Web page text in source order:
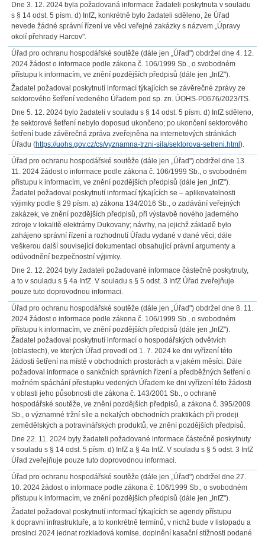
Dne 3. 12. 2024 byla požadovaná informace žadateli poskytnuta v souladu
s § 14 odst. 5 písm. d) InfZ, konkrétně bylo žadateli sděleno, že Úřad
nevede žádné správní řízení ve věci veřejné zakázky s názvem „Úpravy
okolí přehrady Harcov".
Úřad pro ochranu hospodářské soutěže (dále jen „Úřad") obdržel dne 4. 12.
2024 žádost o informace podle zákona č. 106/1999 Sb., o svobodném
přístupu k informacím, ve znění pozdějších předpisů (dále jen „InfZ").
Žadatel požadoval poskytnutí informací týkajících se závěrečné zprávy ze
sektorového šetření vedeného Úřadem pod sp. zn. ÚOHS-P0676/2023/TS.
Dne 5. 12. 2024 bylo žadateli v souladu s § 14 odst. 5 písm. d) InfZ sděleno,
že sektorové šetření nebylo doposud ukončeno; po ukončení sektorového
šetření bude závěrečná zpráva zveřejněna na internetových stránkách
Úřadu (https://uohs.gov.cz/cs/vyznamna-trzni-sila/sektorova-setreni.html ).
Úřad pro ochranu hospodářské soutěže (dále jen „Úřad") obdržel dne 13.
11. 2024 žádost o informace podle zákona č. 106/1999 Sb., o svobodném
přístupu k informacím, ve znění pozdějších předpisů (dále jen „InfZ").
Žadatel požadoval poskytnutí informací týkajících se – aplikovatelnosti
výjimky podle § 29 písm. a) zákona 134/2016 Sb., o zadávání veřejných
zakázek, ve znění pozdějších předpisů, při výstavbě nového jaderného
zdroje v lokalitě elektrárny Dukovany; návrhy, na jejichž základě bylo
zahájeno správní řízení a rozhodnutí Úřadu vydané v dané věci; dále
veškerou další související dokumentaci obsahující právní argumenty a
odůvodnění bezpečnostní výjimky.
Dne 2. 12. 2024 byly žadateli požadované informace částečně poskytnuty,
a to v souladu s § 4a InfZ. V souladu s § 5 odst. 3 InfZ Úřad zveřejňuje
pouze tuto doprovodnou informaci.
Úřad pro ochranu hospodářské soutěže (dále jen „Úřad") obdržel dne 8. 11.
2024 žádost o informace podle zákona č. 106/1999 Sb., o svobodném
přístupu k informacím, ve znění pozdějších předpisů (dále jen „InfZ").
Žadatel požadoval poskytnutí informací o hospodářských odvětvích
(oblastech), ve kterých Úřad provedl od 1. 7. 2024 ke dni vyřízení této
žádosti šetření na místě v obchodních prostorách a v jakém měsíci. Dále
požadoval informace o sankčních správních řízení a předběžných šetření o
možném spáchání přestupku vedených Úřadem ke dni vyřízení této žádosti
v oblasti jeho působnosti dle zákona č. 143/2001 Sb., o ochraně
hospodářské soutěže, ve znění pozdějších předpisů, a zákona č. 395/2009
Sb., o významné tržní síle a nekalých obchodních praktikách při prodeji
zemědělských a potravinářských produktů, ve znění pozdějších předpisů.
Dne 22. 11. 2024 byly žadateli požadované informace částečně poskytnuty
v souladu s § 14 odst. 5 písm. d) InfZ a § 4a InfZ. V souladu s § 5 odst. 3 InfZ
Úřad zveřejňuje pouze tuto doprovodnou informaci.
Úřad pro ochranu hospodářské soutěže (dále jen „Úřad") obdržel dne 27.
10. 2024 žádost o informace podle zákona č. 106/1999 Sb., o svobodném
přístupu k informacím, ve znění pozdějších předpisů (dále jen „InfZ").
Žadatel požadoval poskytnutí informací týkajících se agendy přístupu
k dopravní infrastruktuře, a to konkrétně termínů, v nichž bude v listopadu a
prosinci 2024 jednat rozkladová komise, doplnění kasační stížnosti podané